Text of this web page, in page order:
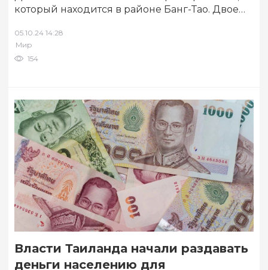
который находится в районе Банг-Тао. Двое
стрелять по…
05.10.24 14:28
Мир
154
Власти Таиланда начали раздавать
деньги населению для